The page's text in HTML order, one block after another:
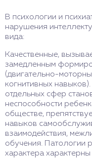
В психологии и
нарушения
вида:
Качественные,
замедленным
(двигательно-
когнитивных
отдельных сфер
неспособности
обществе,
навыков
взаимодействия,
обучения. Патологии
характера характерны